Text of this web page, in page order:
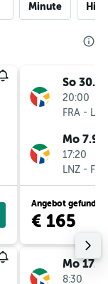
Minute
So 30.8.
20:00
FRA - LNZ
Mo 7.9.
17:20
LNZ - FRA
Angebot gefunden
€ 165
Mo 17.8.
8:30